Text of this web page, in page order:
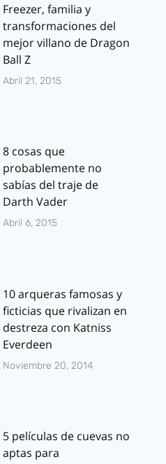
Freezer, familia y
transformaciones del
mejor villano de Dragon
Ball Z
Abril 21, 2015
8 cosas que
probablemente no
sabías del traje de
Darth Vader
Abril 6, 2015
10 arqueras famosas y
ficticias que rivalizan en
destreza con Katniss
Everdeen
Noviembre 20, 2014
5 películas de cuevas no
aptas para